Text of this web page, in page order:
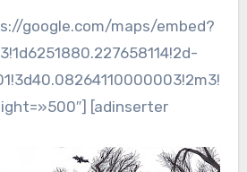
google.com/maps/embed?
[adinserter